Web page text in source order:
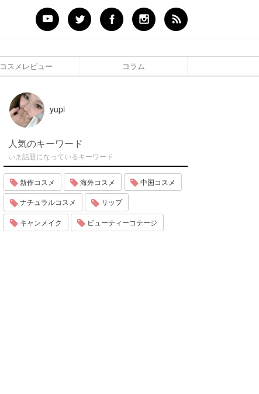
コスメレビュー コラム
yupi
人気のキーワード
いま話題になっているキーワード
新作コスメ 海外コスメ 中国コスメ
ナチュラルコスメ リップ
キャンメイク ビューティーコテージ